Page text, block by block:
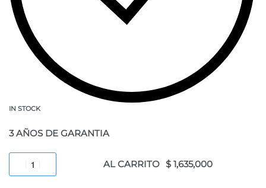
IN STOCK
3 AÑOS DE GARANTIA
AL CARRITO